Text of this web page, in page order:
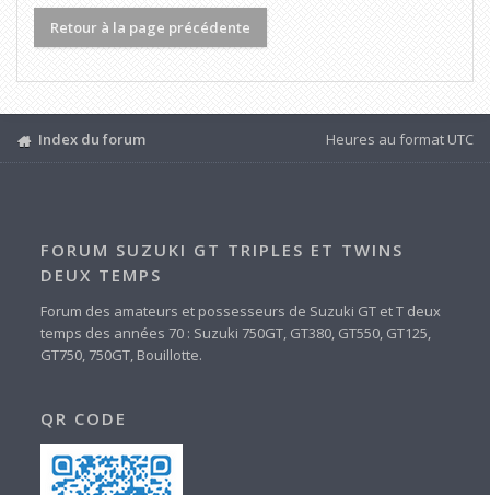
Retour à la page précédente
Index du forum Heures au format UTC
FORUM SUZUKI GT TRIPLES ET TWINS
DEUX TEMPS
Forum des amateurs et possesseurs de Suzuki GT et T deux
temps des années 70 : Suzuki 750GT, GT380, GT550, GT125,
GT750, 750GT, Bouillotte.
QR CODE